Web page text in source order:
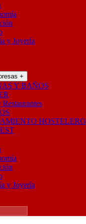
y Joyería
+
Y BAÑOS
HOSTELERO
y Joyería